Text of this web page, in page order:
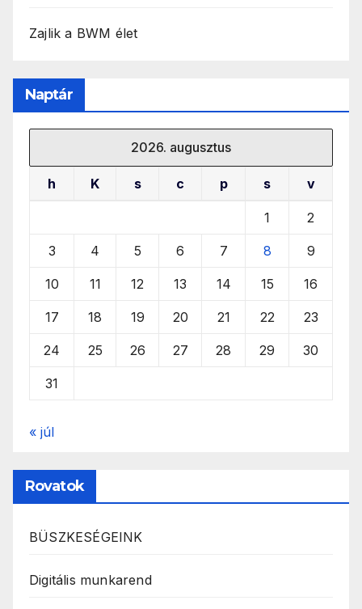
Zajlik a BWM élet
Naptár
2026. augusztus
h K s c p s v
1 2
3 4 5 6 7 8 9
10 11 12 13 14 15 16
17 18 19 20 21 22 23
24 25 26 27 28 29 30
31
« júl
Rovatok
BÜSZKESÉGEINK
Digitális munkarend